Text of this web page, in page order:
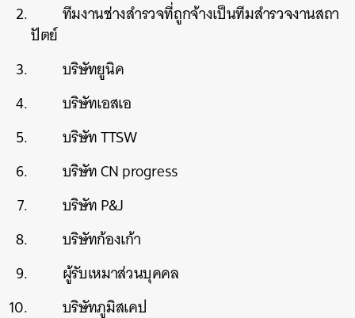
ทีมงานช่างสำรวจที่ถูกจ้างเป็นทีมสำรวจงานสถา
ปัตย์
บริษัทยูนิค
บริษัทเอสเอ
บริษัท TTSW
บริษัท CN progress
บริษัท P&J
บริษัทก้องเก้า
ผู้รับเหมาส่วนบุคคล
บริษัทภูมิสเคป